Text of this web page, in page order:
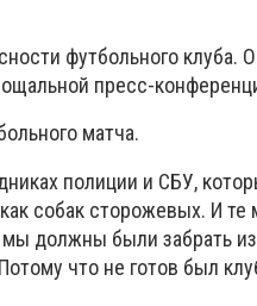
футбольного клуба.
пресс-
матча.
полиции и СБУ,
собак сторожевых. И
должны были забрать
что не готов был